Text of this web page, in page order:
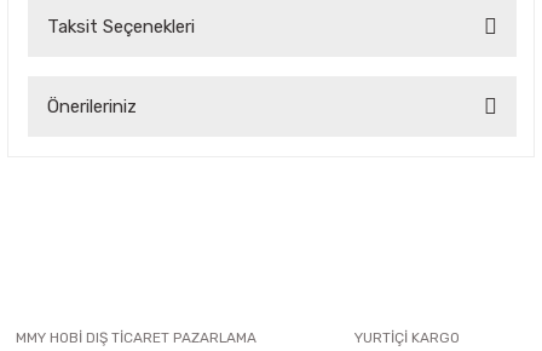
Taksit Seçenekleri
Önerileriniz
Ürün açıklamasında eksik bilgiler bulunuyor.
MMY HOBİ DIŞ TİCARET PAZARLAMA
YURTİÇİ KARGO